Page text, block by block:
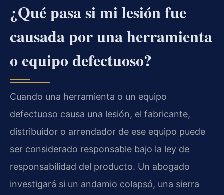
¿Qué pasa si mi lesión fue
causada por una herramienta
o equipo defectuoso?
Cuando una herramienta o un equipo
defectuoso causa una lesión, el fabricante,
distribuidor o arrendador de ese equipo puede
ser considerado responsable bajo la ley de
responsabilidad del producto. Un abogado
investigará si un andamio colapsó, una sierra